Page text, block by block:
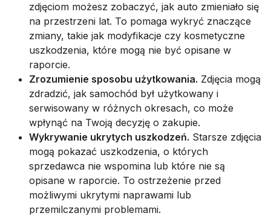
zdjęciom możesz zobaczyć, jak auto zmieniało się
na przestrzeni lat. To pomaga wykryć znaczące
zmiany, takie jak modyfikacje czy kosmetyczne
uszkodzenia, które mogą nie być opisane w
raporcie.
Zrozumienie sposobu użytkowania. Zdjęcia mogą
zdradzić, jak samochód był użytkowany i
serwisowany w różnych okresach, co może
wpłynąć na Twoją decyzję o zakupie.
Wykrywanie ukrytych uszkodzeń. Starsze zdjęcia
mogą pokazać uszkodzenia, o których
sprzedawca nie wspomina lub które nie są
opisane w raporcie. To ostrzeżenie przed
możliwymi ukrytymi naprawami lub
przemilczanymi problemami.